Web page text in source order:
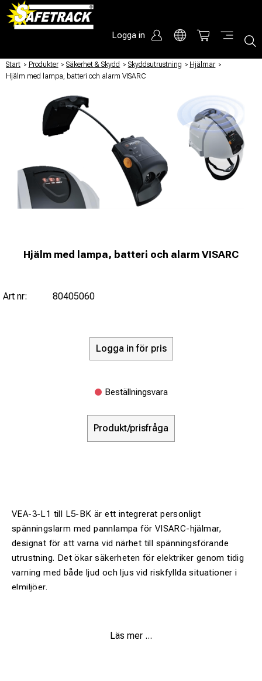
Logga in
Start / Produkter / Säkerhet & Skydd / Skyddsutrustning / Hjälmar /
Hjälm med lampa, batteri och alarm VISARC
Hjälm med lampa, batteri och alarm VISARC
Art nr: 80405060
Logga in för pris
Beställningsvara
Produkt/prisfråga
VEA-3-L1 till L5-BK är ett integrerat personligt
spänningslarm med pannlampa för VISARC-hjälmar,
designat för att varna vid närhet till spänningsförande
utrustning. Det ökar säkerheten för elektriker genom tidig
varning med både ljud och ljus vid riskfyllda situationer i
elmiljöer.
Läs mer ...